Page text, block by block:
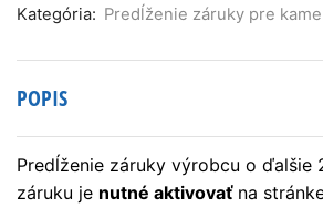
Panasonic
UC4000
Kategória: Predĺženie záruky pre
POPIS
Predĺženie záruky výrobcu o ďalšie
záruku je nutné aktivovať na